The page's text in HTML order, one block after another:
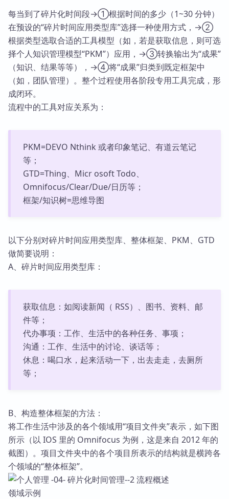
每当到了碎片化时间段→①根据时间的多少（1~30 分钟）
在预设的“碎片时间应用类型库”选择一种使用方式，→②
根据类型选取合适的工具模型（如，若是获取信息，则可选
择个人知识管理模型“PKM”）应用，→③转换输出为“成果”
（知识、结果等等），→④将“成果”归类到既定框架中
（如，团队管理）。整个过程使用各阶段专用工具完成，形
成闭环。
流程中的工具对应关系为：
PKM=DEVO Nthink 或者印象笔记、有道云笔记
等；
GTD=Thing、Micr osoft Todo、
Omnifocus/Clear/Due/日历等；
框架/知识树=思维导图
以下分别对碎片时间应用类型库、整体框架、PKM、GTD
做简要说明：
A、碎片时间应用类型库：
获取信息：如阅读新闻（ RSS）、图书、资料、邮
件等；
代办事项：工作、生活中的各种任务、事项；
沟通：工作、生活中的讨论、谈话等；
休息：喝口水，起来活动一下，出去走走，去厕所
等；
B、构造整体框架的方法：
将工作生活中涉及的各个领域用“项目文件夹”表示，如下图
所示（以 IOS 里的 Omnifocus 为例，这是来自 2012 年的
截图）。项目文件夹中的各个项目所表示的结构就是横跨各
个领域的“整体框架”。
领域示例